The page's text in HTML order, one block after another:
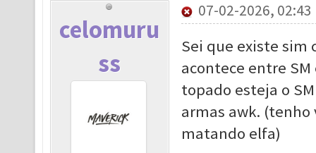
celomuru
ss
07-02-2026, 02:43
Sei que existe sim
acontece entre
topado esteja o
armas awk.
matando elfa)